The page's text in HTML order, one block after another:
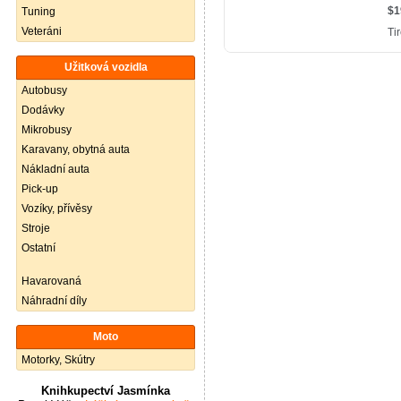
Tuning
Veteráni
Užitková vozidla
Autobusy
Dodávky
Mikrobusy
Karavany, obytná auta
Nákladní auta
Pick-up
Vozíky, přívěsy
Stroje
Ostatní
Havarovaná
Náhradní díly
Moto
Motorky, Skútry
Knihkupectví Jasmínka